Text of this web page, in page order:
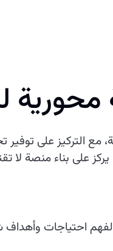
مع التركيز على
على بناء منصة
لفهم احتياجات